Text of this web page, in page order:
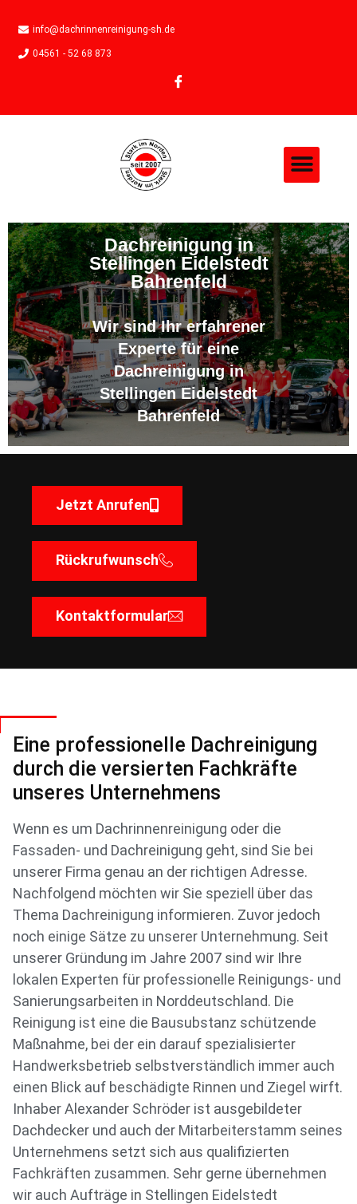
info@dachrinnenreinigung-sh.de
04561 - 52 68 873
Dachreinigung in
Stellingen Eidelstedt
Bahrenfeld
Wir sind Ihr erfahrener
Experte für eine
Dachreinigung in
Stellingen Eidelstedt
Bahrenfeld
Jetzt Anrufen
Rückrufwunsch
Kontaktformular
Eine professionelle Dachreinigung
durch die versierten Fachkräfte
unseres Unternehmens
Wenn es um Dachrinnenreinigung oder die
Fassaden- und Dachreinigung geht, sind Sie bei
unserer Firma genau an der richtigen Adresse.
Nachfolgend möchten wir Sie speziell über das
Thema Dachreinigung informieren. Zuvor jedoch
noch einige Sätze zu unserer Unternehmung. Seit
unserer Gründung im Jahre 2007 sind wir Ihre
lokalen Experten für professionelle Reinigungs- und
Sanierungsarbeiten in Norddeutschland. Die
Reinigung ist eine die Bausubstanz schützende
Maßnahme, bei der ein darauf spezialisierter
Handwerksbetrieb selbstverständlich immer auch
einen Blick auf beschädigte Rinnen und Ziegel wirft.
Inhaber Alexander Schröder ist ausgebildeter
Dachdecker und auch der Mitarbeiterstamm seines
Unternehmens setzt sich aus qualifizierten
Fachkräften zusammen. Sehr gerne übernehmen
wir auch Aufträge in Stellingen Eidelstedt